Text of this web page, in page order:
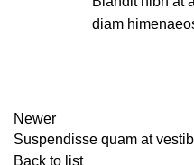
diam
Newer
Suspendisse quam at
Back to list